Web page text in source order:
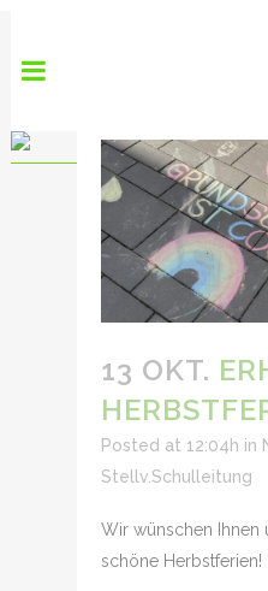
13 OKT.
Posted at 12:04h in
Stellv.Schulleitung
Wir wünschen Ihnen
schöne Herbstferien!